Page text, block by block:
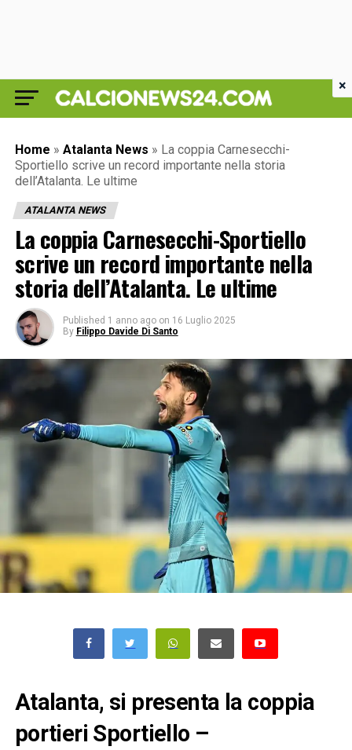
Home » Atalanta News » La coppia Carnesecchi-
Sportiello scrive un record importante nella storia
dell’Atalanta. Le ultime
ATALANTA NEWS
La coppia Carnesecchi-Sportiello
scrive un record importante nella
storia dell’Atalanta. Le ultime
Published 1 anno ago on 16 Luglio 2025
By Filippo Davide Di Santo
Atalanta, si presenta la coppia
portieri Sportiello –
×